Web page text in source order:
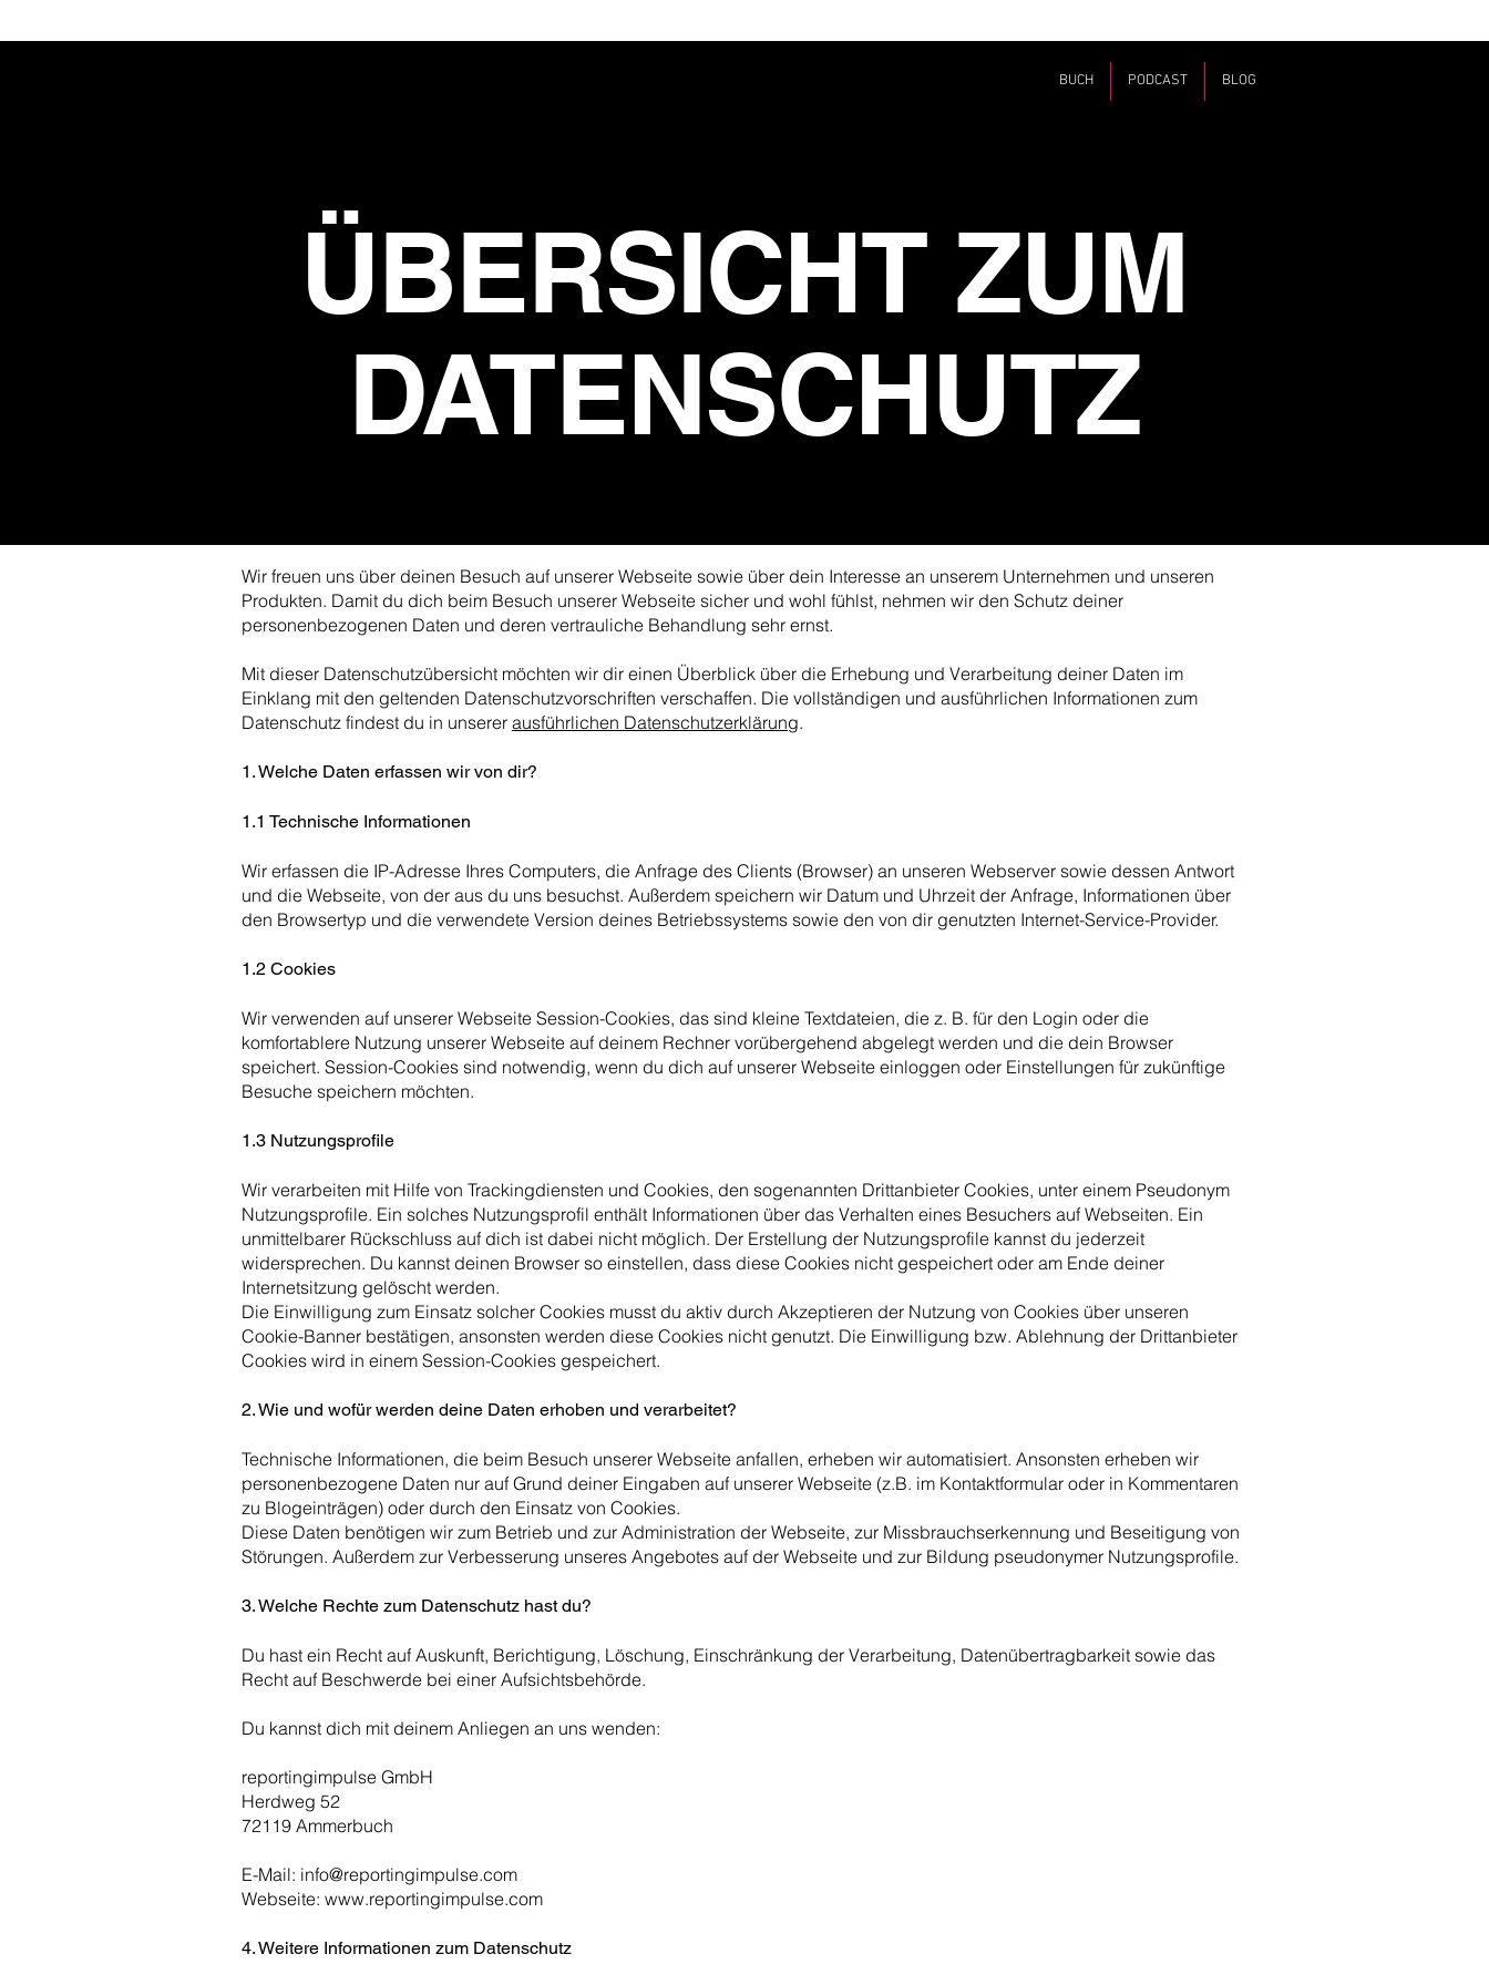
BUCH PODCAST BLOG
ÜBERSICHT ZUM
DATENSCHUTZ
Wir freuen uns über deinen Besuch auf unserer Webseite sowie über dein Interesse an unserem Unternehmen und unseren
Produkten. Damit du dich beim Besuch unserer Webseite sicher und wohl fühlst, nehmen wir den Schutz deiner
personenbezogenen Daten und deren vertrauliche Behandlung sehr ernst.
Mit dieser Datenschutzübersicht möchten wir dir einen Überblick über die Erhebung und Verarbeitung deiner Daten im
Einklang mit den geltenden Datenschutzvorschriften verschaffen. Die vollständigen und ausführlichen Informationen zum
Datenschutz findest du in unserer ausführlichen Datenschutzerklärung.
1. Welche Daten erfassen wir von dir?
1.1 Technische Informationen
Wir erfassen die IP-Adresse Ihres Computers, die Anfrage des Clients (Browser) an unseren Webserver sowie dessen Antwort
und die Webseite, von der aus du uns besuchst. Außerdem speichern wir Datum und Uhrzeit der Anfrage, Informationen über
den Browsertyp und die verwendete Version deines Betriebssystems sowie den von dir genutzten Internet-Service-Provider.
1.2 Cookies
Wir verwenden auf unserer Webseite Session-Cookies, das sind kleine Textdateien, die z. B. für den Login oder die
komfortablere Nutzung unserer Webseite auf deinem Rechner vorübergehend abgelegt werden und die dein Browser
speichert. Session-Cookies sind notwendig, wenn du dich auf unserer Webseite einloggen oder Einstellungen für zukünftige
Besuche speichern möchten.
1.3 Nutzungsprofile
Wir verarbeiten mit Hilfe von Trackingdiensten und Cookies, den sogenannten Drittanbieter Cookies, unter einem Pseudonym
Nutzungsprofile. Ein solches Nutzungsprofil enthält Informationen über das Verhalten eines Besuchers auf Webseiten. Ein
unmittelbarer Rückschluss auf dich ist dabei nicht möglich. Der Erstellung der Nutzungsprofile kannst du jederzeit
widersprechen. Du kannst deinen Browser so einstellen, dass diese Cookies nicht gespeichert oder am Ende deiner
Internetsitzung gelöscht werden.
Die Einwilligung zum Einsatz solcher Cookies musst du aktiv durch Akzeptieren der Nutzung von Cookies über unseren
Cookie-Banner bestätigen, ansonsten werden diese Cookies nicht genutzt. Die Einwilligung bzw. Ablehnung der Drittanbieter
Cookies wird in einem Session-Cookies gespeichert.
2. Wie und wofür werden deine Daten erhoben und verarbeitet?
Technische Informationen, die beim Besuch unserer Webseite anfallen, erheben wir automatisiert. Ansonsten erheben wir
personenbezogene Daten nur auf Grund deiner Eingaben auf unserer Webseite (z.B. im Kontaktformular oder in Kommentaren
zu Blogeinträgen) oder durch den Einsatz von Cookies.
Diese Daten benötigen wir zum Betrieb und zur Administration der Webseite, zur Missbrauchserkennung und Beseitigung von
Störungen. Außerdem zur Verbesserung unseres Angebotes auf der Webseite und zur Bildung pseudonymer Nutzungsprofile.
3. Welche Rechte zum Datenschutz hast du?
Du hast ein Recht auf Auskunft, Berichtigung, Löschung, Einschränkung der Verarbeitung, Datenübertragbarkeit sowie das
Recht auf Beschwerde bei einer Aufsichtsbehörde.
Du kannst dich mit deinem Anliegen an uns wenden:
reportingimpulse GmbH
Herdweg 52
72119 Ammerbuch
E-Mail: info@reportingimpulse.com
Webseite: www.reportingimpulse.com
4. Weitere Informationen zum Datenschutz